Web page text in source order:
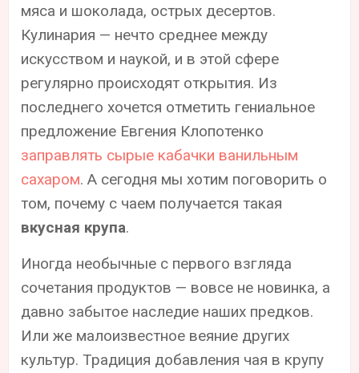
мяса и шоколада, острых десертов.
Кулинария — нечто среднее между
искусством и наукой, и в этой сфере
регулярно происходят открытия. Из
последнего хочется отметить гениальное
предложение Евгения Клопотенко
заправлять сырые кабачки ванильным
сахаром. А сегодня мы хотим поговорить о
том, почему с чаем получается такая
вкусная крупа.
Иногда необычные с первого взгляда
сочетания продуктов — вовсе не новинка, а
давно забытое наследие наших предков.
Или же малоизвестное веяние других
культур. Традиция добавления чая в крупу